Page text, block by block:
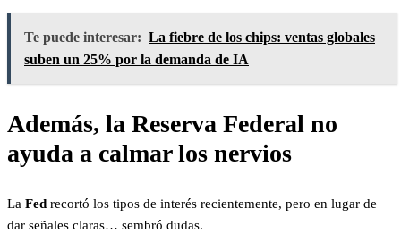
Te puede interesar: La fiebre de los chips: ventas globales
suben un 25% por la demanda de IA
Además, la Reserva Federal no
ayuda a calmar los nervios
La Fed recortó los tipos de interés recientemente, pero en lugar de
dar señales claras… sembró dudas.